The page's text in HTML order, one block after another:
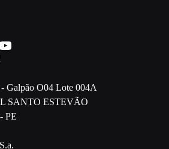
Galpão O04 Lote 004A
SANTO ESTEVÃO
PE